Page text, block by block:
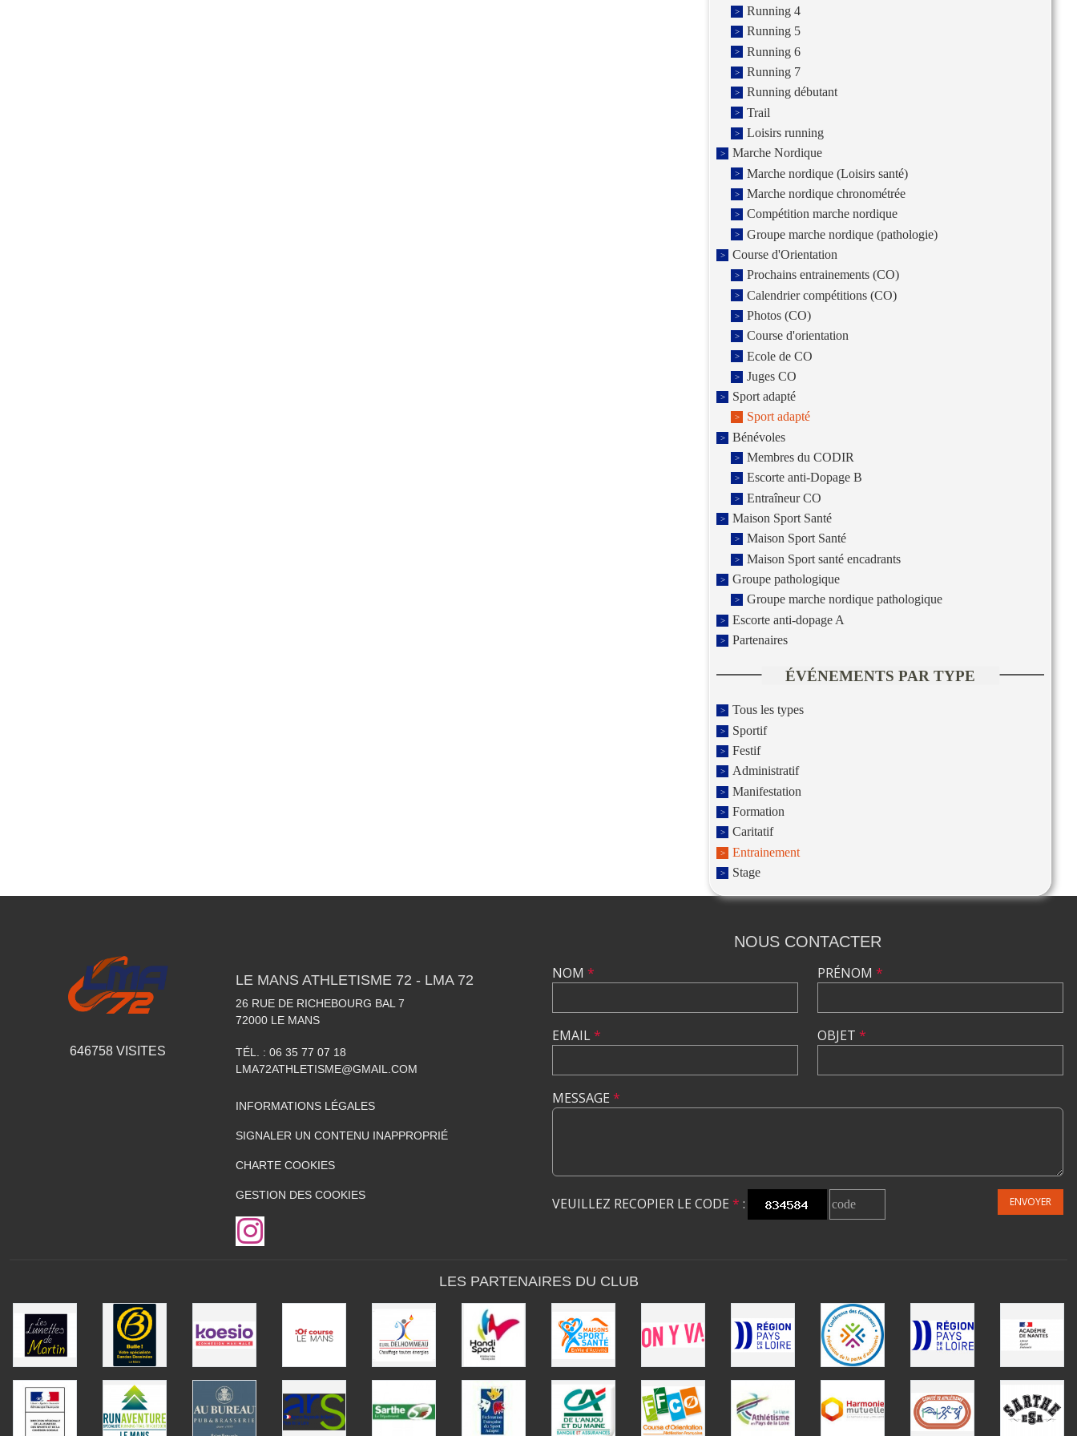
Running 4
Running 5
Running 6
Running 7
Running débutant
Trail
Loisirs running
Marche Nordique
Marche nordique (Loisirs santé)
Marche nordique chronométrée
Compétition marche nordique
Groupe marche nordique (pathologie)
Course d'Orientation
Prochains entrainements (CO)
Calendrier compétitions (CO)
Photos (CO)
Course d'orientation
Ecole de CO
Juges CO
Sport adapté
Sport adapté
Bénévoles
Membres du CODIR
Escorte anti-Dopage B
Entraîneur CO
Maison Sport Santé
Maison Sport Santé
Maison Sport santé encadrants
Groupe pathologique
Groupe marche nordique pathologique
Escorte anti-dopage A
Partenaires
ÉVÉNEMENTS PAR TYPE
Tous les types
Sportif
Festif
Administratif
Manifestation
Formation
Caritatif
Entrainement
Stage
646758 VISITES
LE MANS ATHLETISME 72 - LMA 72
26 RUE DE RICHEBOURG BAL 7
72000 LE MANS
TÉL. : 06 35 77 07 18
LMA72ATHLETISME@GMAIL.COM
INFORMATIONS LÉGALES
SIGNALER UN CONTENU INAPPROPRIÉ
CHARTE COOKIES
GESTION DES COOKIES
NOUS CONTACTER
NOM *
EMAIL*
PRÉNOM *
OBJET *
MESSAGE *
VEUILLEZ RECOPIER LE CODE * : ENVOYER
LES PARTENAIRES DU CLUB